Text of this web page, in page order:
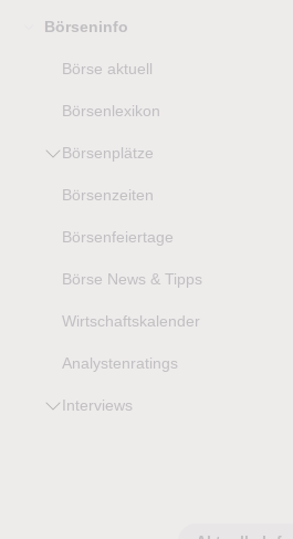
Börseninfo
Börse aktuell
Börsenlexikon
Börsenplätze
Börsenzeiten
Börsenfeiertage
Börse News & Tipps
Wirtschaftskalender
Analystenratings
Interviews